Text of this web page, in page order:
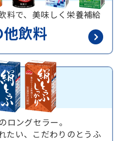
料で、美味しく栄養補給
他飲料
ロングセラー。
たい、こだわりのとうふ